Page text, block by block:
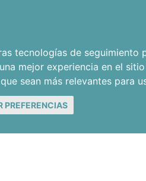
tecnologías de seguimiento
mejor experiencia en el
sean más relevantes para
PREFERENCIAS